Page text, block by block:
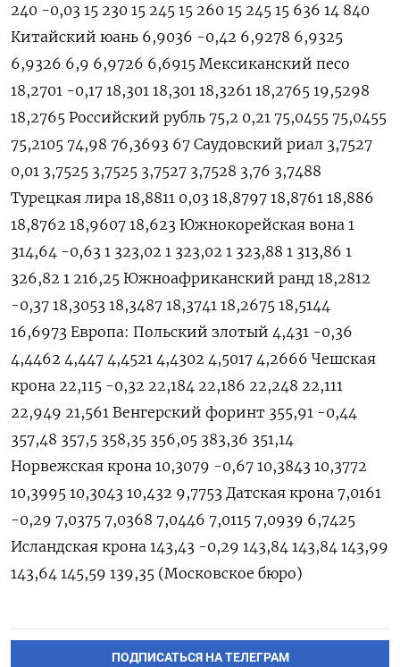
240 -0,03 15 230 15 245 15 260 15 245 15 636 14 840
Китайский юань 6,9036 -0,42 6,9278 6,9325
6,9326 6,9 6,9726 6,6915 Мексиканский песо
18,2701 -0,17 18,301 18,301 18,3261 18,2765 19,5298
18,2765 Российский рубль 75,2 0,21 75,0455 75,0455
75,2105 74,98 76,3693 67 Саудовский риал 3,7527
0,01 3,7525 3,7525 3,7527 3,7528 3,76 3,7488
Турецкая лира 18,8811 0,03 18,8797 18,8761 18,886
18,8762 18,9607 18,623 Южнокорейская вона 1
314,64 -0,63 1 323,02 1 323,02 1 323,88 1 313,86 1
326,82 1 216,25 Южноафриканский ранд 18,2812
-0,37 18,3053 18,3487 18,3741 18,2675 18,5144
16,6973 Европа: Польский злотый 4,431 -0,36
4,4462 4,447 4,4521 4,4302 4,5017 4,2666 Чешская
крона 22,115 -0,32 22,184 22,186 22,248 22,111
22,949 21,561 Венгерский форинт 355,91 -0,44
357,48 357,5 358,35 356,05 383,36 351,14
Норвежская крона 10,3079 -0,67 10,3843 10,3772
10,3995 10,3043 10,432 9,7753 Датская крона 7,0161
-0,29 7,0375 7,0368 7,0446 7,0115 7,0939 6,7425
Исландская крона 143,43 -0,29 143,84 143,84 143,99
143,64 145,59 139,35 (Московское бюро)
ПОДПИСАТЬСЯ НА ТЕЛЕГРАМ